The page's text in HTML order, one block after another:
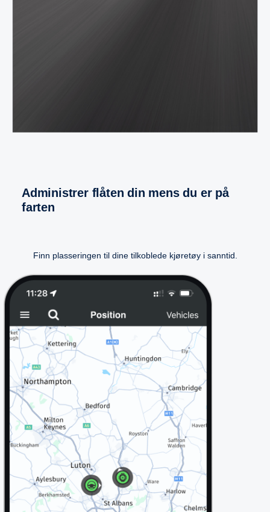
Administrer flåten din mens du er på
farten
Finn plasseringen til dine tilkoblede kjøretøy i sanntid.